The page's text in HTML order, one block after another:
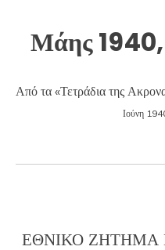
Μάης
Από τα «Τετράδια της
Ιούνη
ΕΘΝΙΚΟ ΖΗΤΗΜΑ